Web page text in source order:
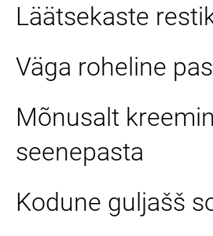
Läätsekaste
Väga roheline
Mõnusalt
seenepasta
Kodune guljašš